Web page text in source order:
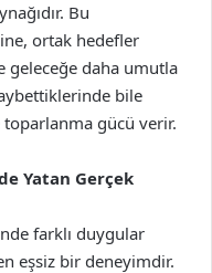
Bu
ortak hedefler
geleceğe daha umutla
bile
gücü verir.
Yatan Gerçek
farklı duygular
eşsiz bir deneyimdir.